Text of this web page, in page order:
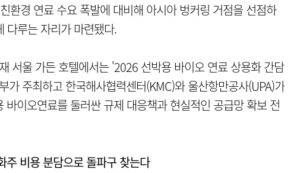
환경 연료 수요 폭발에 대비해 아시아 벙커링 거점을 선점하
다루는 자리가 마련됐다.
서울 가든 호텔에서는 '2026 선박용 바이오 연료 상용화 간담
가 주최하고 한국해사협력센터(KMC)와 울산항만공사(UPA)가
바이오연료를 둘러싼 규제 대응책과 현실적인 공급망 확보 전
비용 분담으로 돌파구 찾는다